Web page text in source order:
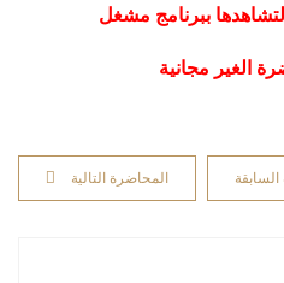
ببرنامج مشغل
الغير مجانية
المحاضرة التالية